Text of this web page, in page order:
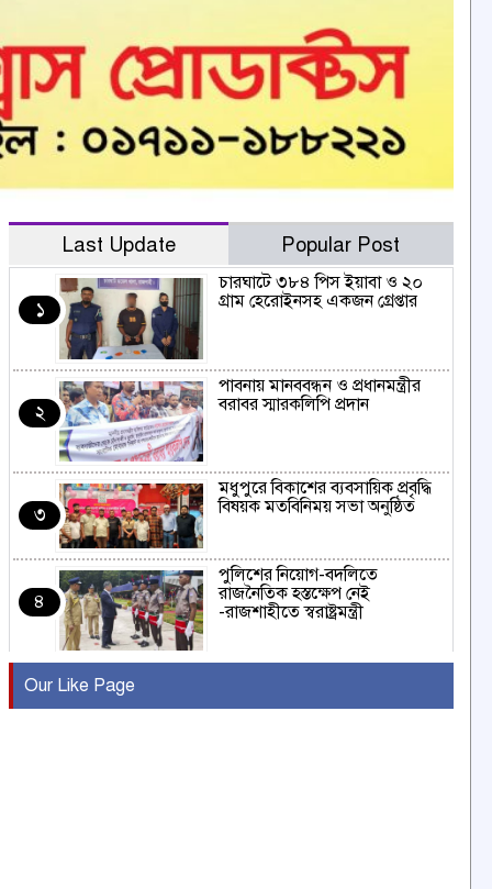
Last Update Popular Post
১
চারঘাটে ৩৮৪ পিস ইয়াবা ও ২০
গ্রাম হেরোইনসহ একজন গ্রেপ্তার
২
পাবনায় মানববন্ধন ও প্রধানমন্ত্রীর
বরাবর স্মারকলিপি প্রদান
৩
মধুপুরে বিকাশের ব্যবসায়িক প্রবৃদ্ধি
বিষয়ক মতবিনিময় সভা অনুষ্ঠিত
৪
পুলিশের নিয়োগ-বদলিতে
রাজনৈতিক হস্তক্ষেপ নেই
-রাজশাহীতে স্বরাষ্ট্রমন্ত্রী
৫
Our Like Page